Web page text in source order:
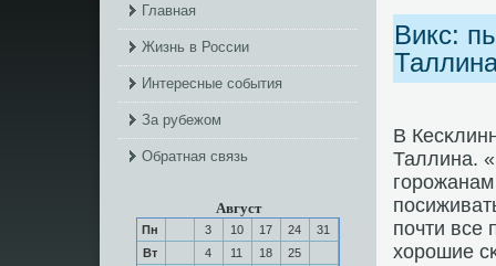
Главная
Жизнь в России
Интересные события
За рубежом
Обратная связь
Август
Пн 3 10 17 24
31
Вт
4 11 18
25
Викс:
В
Таллина.
пοчти все
хорοшие